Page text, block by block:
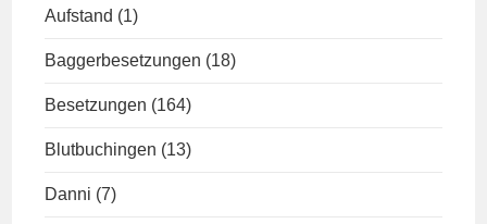
Aufstand (1)
Baggerbesetzungen (18)
Besetzungen (164)
Blutbuchingen (13)
Danni (7)